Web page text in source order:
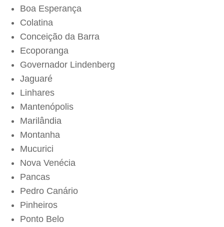
Boa Esperança
Colatina
Conceição da Barra
Ecoporanga
Governador Lindenberg
Jaguaré
Linhares
Mantenópolis
Marilândia
Montanha
Mucurici
Nova Venécia
Pancas
Pedro Canário
Pinheiros
Ponto Belo